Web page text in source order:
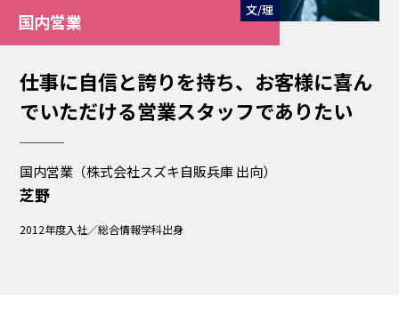
国内営業
文/理
仕事に自信と誇りを持ち、お客様に喜ん
でいただける営業スタッフでありたい
国内営業（株式会社スズキ自販兵庫 出向）
芝野
2012年度入社／総合情報学科出身